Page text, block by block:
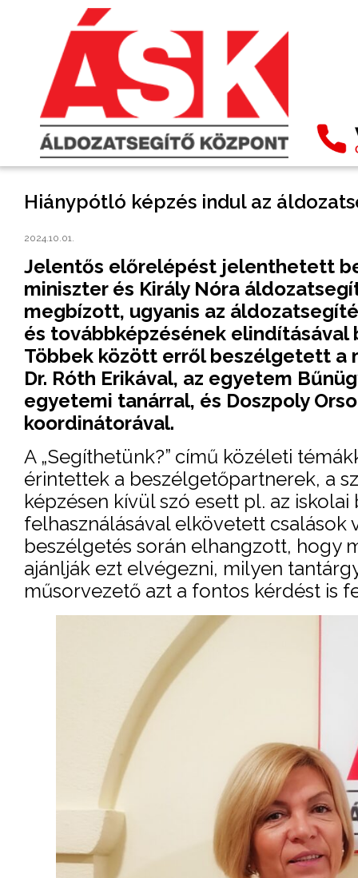
Hiánypótló képzés indul az
2024.10.01.
Jelentős előrelépést jelenthetett
miniszter és Király Nóra
megbízott, ugyanis az
és továbbképzésének
Többek között erről beszélgetett a
Dr. Róth Erikával, az egyetem
egyetemi tanárral, és Doszpoly
koordinátorával.
A „Segíthetünk?” című közéleti
érintettek a beszélgetőpartnerek, a
képzésen kívül szó esett pl. az
felhasználásával elkövetett csalások
beszélgetés során elhangzott, hogy
ajánlják ezt elvégezni, milyen
műsorvezető azt a fontos kérdést is